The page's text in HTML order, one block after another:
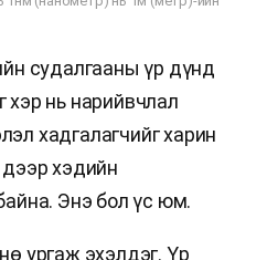
судалгааны үр дүнд
нь нарийвчлал
хадгалагчийг харин
хэдийн
Энэ бол үс юм.
ургаж эхэлдэг. Үр